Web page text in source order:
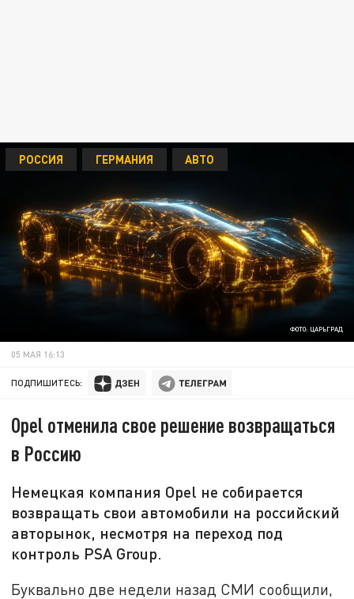
ФОТО: ЦАРЬГРАД
РОССИЯ ГЕРМАНИЯ АВТО
05 МАЯ 16:13
ПОДПИШИТЕСЬ:
Opel отменила свое решение возвращаться
в Россию
Немецкая компания Opel не собирается
возвращать свои автомобили на российский
авторынок, несмотря на переход под
контроль PSA Group.
Буквально две недели назад СМИ сообщили,